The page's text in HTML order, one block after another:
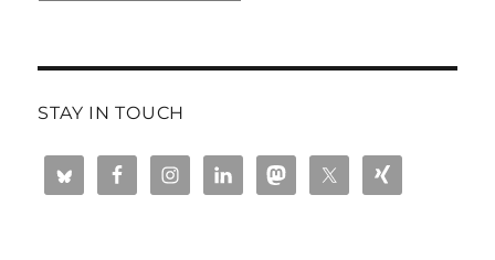
STAY IN TOUCH